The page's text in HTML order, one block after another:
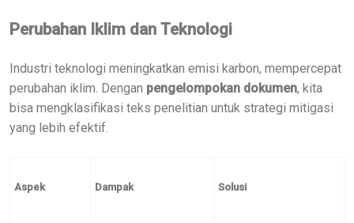
Perubahan Iklim dan Teknologi
Industri teknologi meningkatkan emisi karbon, mempercepat
perubahan iklim. Dengan pengelompokan dokumen, kita
bisa mengklasifikasi teks penelitian untuk strategi mitigasi
yang lebih efektif.
Aspek Dampak Solusi